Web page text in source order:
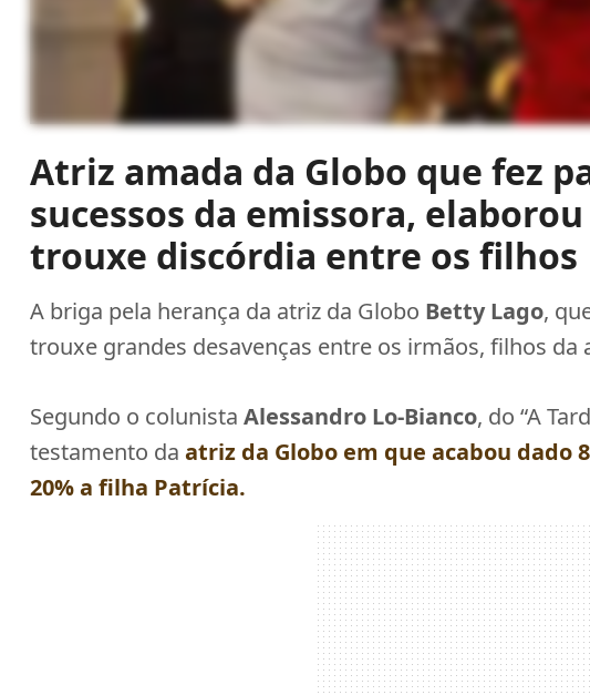
Atriz amada da Globo que fez
sucessos da emissora,
trouxe discórdia entre os filhos
A briga pela herança da atriz da Globo Betty Lago,
trouxe grandes desavenças entre os irmãos, filhos da
Segundo o colunista Alessandro Lo-Bianco, do “A
testamento da atriz da Globo em que acabou dado
20% a filha Patrícia.